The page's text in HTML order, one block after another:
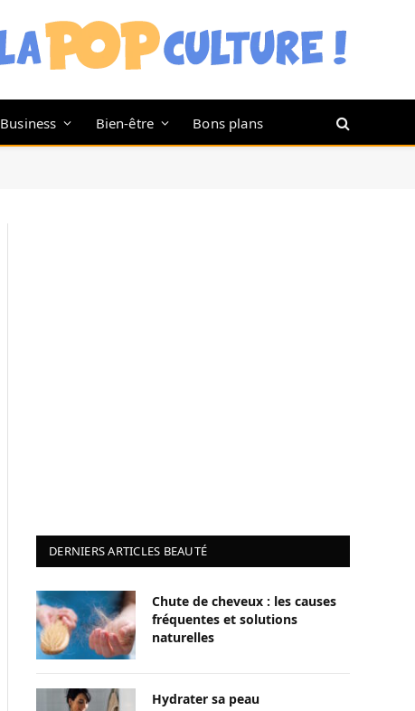
Business Bien-être Bons plans
DERNIERS ARTICLES BEAUTÉ
Chute de cheveux : les causes
fréquentes et solutions
naturelles
Hydrater sa peau